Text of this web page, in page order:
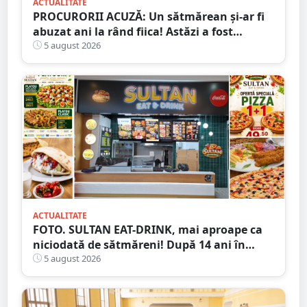
PROCURORII ACUZĂ: Un sătmărean și-ar fi
abuzat ani la rând fiica! Astăzi a fost
arestat!
5 august 2026
ACTUALITATE
FOTO. SULTAN EAT-DRINK, mai aproape ca
niciodată de sătmăreni! După 14 ani în
Micro 17, și-a deschis porțile în Shopping
City Satu Mare
5 august 2026